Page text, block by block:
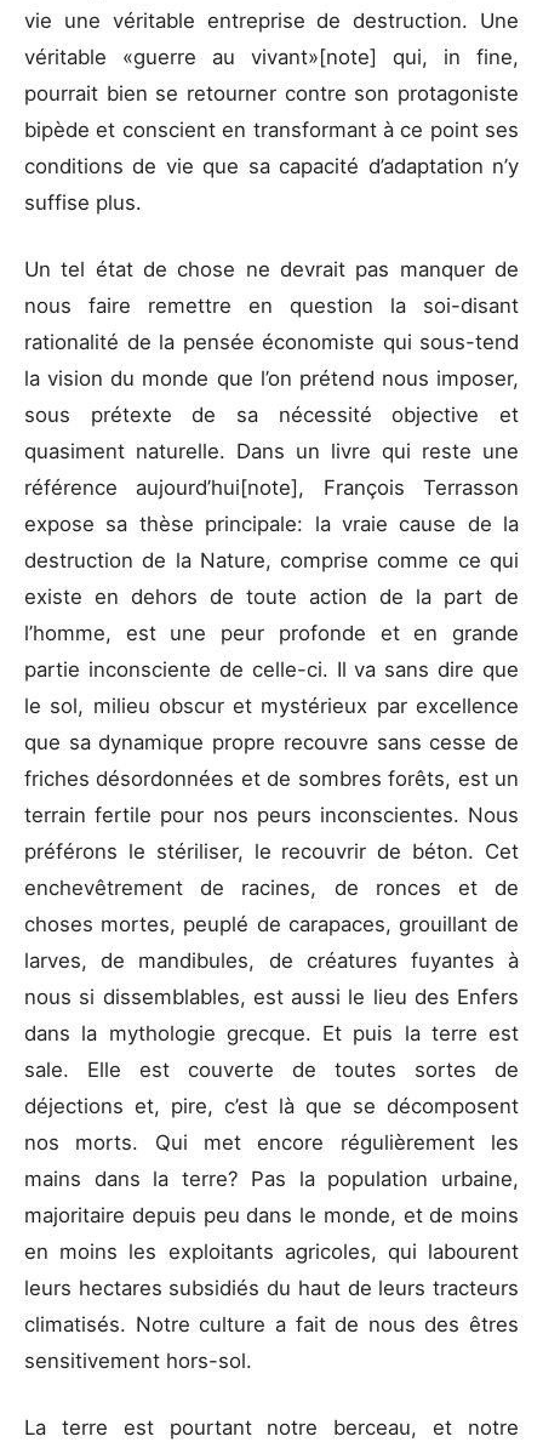
vie une véritable entreprise de destruction. Une
véritable «guerre au vivant»[note] qui, in fine,
pourrait bien se retourner contre son protagoniste
bipède et conscient en transformant à ce point ses
conditions de vie que sa capacité d’adaptation n’y
suffise plus.
Un tel état de chose ne devrait pas manquer de
nous faire remettre en question la soi-disant
rationalité de la pensée économiste qui sous-tend
la vision du monde que l’on prétend nous imposer,
sous prétexte de sa nécessité objective et
quasiment naturelle. Dans un livre qui reste une
référence aujourd’hui[note], François Terrasson
expose sa thèse principale: la vraie cause de la
destruction de la Nature, comprise comme ce qui
existe en dehors de toute action de la part de
l’homme, est une peur profonde et en grande
partie inconsciente de celle-ci. Il va sans dire que
le sol, milieu obscur et mystérieux par excellence
que sa dynamique propre recouvre sans cesse de
friches désordonnées et de sombres forêts, est un
terrain fertile pour nos peurs inconscientes. Nous
préférons le stériliser, le recouvrir de béton. Cet
enchevêtrement de racines, de ronces et de
choses mortes, peuplé de carapaces, grouillant de
larves, de mandibules, de créatures fuyantes à
nous si dissemblables, est aussi le lieu des Enfers
dans la mythologie grecque. Et puis la terre est
sale. Elle est couverte de toutes sortes de
déjections et, pire, c’est là que se décomposent
nos morts. Qui met encore régulièrement les
mains dans la terre? Pas la population urbaine,
majoritaire depuis peu dans le monde, et de moins
en moins les exploitants agricoles, qui labourent
leurs hectares subsidiés du haut de leurs tracteurs
climatisés. Notre culture a fait de nous des êtres
sensitivement hors-sol.
La terre est pourtant notre berceau, et notre